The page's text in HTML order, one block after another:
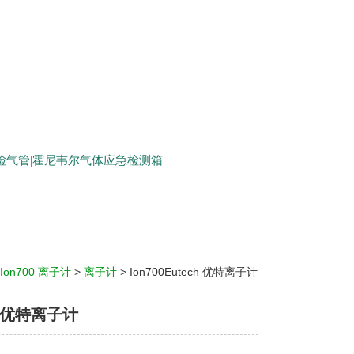
气管|霍尼韦尔气体应急检测箱
Ion700 离子计 > 离子计 > Ion700Eutech 优特离子计
特离子计